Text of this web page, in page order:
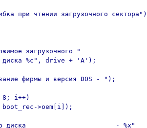
при чтении загрузочного
загрузочного "
%c", drive + 'A');
фирмы и версия DOS - ");
i++)
>oem[i]);
диска                       - %x"